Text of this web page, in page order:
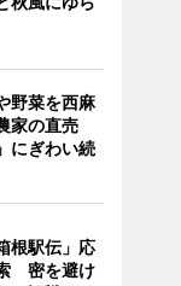
野菜を西麻
家の直売
にぎわい続
根駅伝」応
密を避け